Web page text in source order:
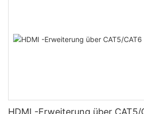
HDMI -Erweiterung über CAT5/